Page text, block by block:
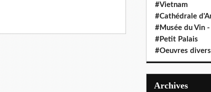
#Vietnam
#Cathédrale
#Musée du Vin -
#Petit Palais
#Oeuvres
Archives